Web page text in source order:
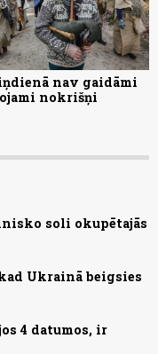
nav gaidāmi
nokrišņi
soli okupētajās
Ukrainā beigsies
4 datumos, ir